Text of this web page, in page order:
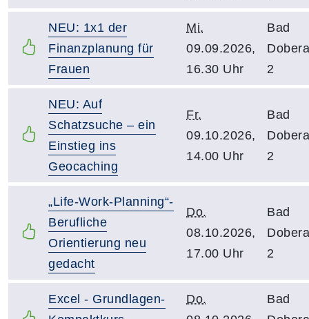
NEU: 1x1 der
Finanzplanung für
Frauen
Mi.
09.09.2026,
16.30 Uhr
Bad
2
NEU: Auf
Schatzsuche – ein
Einstieg ins
Geocaching
Fr.
09.10.2026,
14.00 Uhr
Bad
2
„Life-Work-Planning“-
Berufliche
Orientierung neu
gedacht
Do.
08.10.2026,
17.00 Uhr
Bad
2
Excel - Grundlagen-
Do.
Bad